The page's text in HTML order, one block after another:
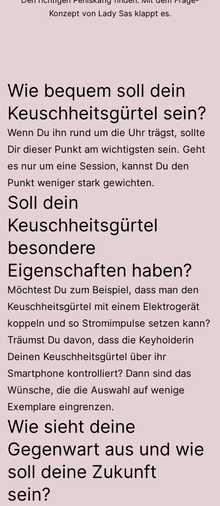
Konzept von Lady Sas klappt es.
Wie bequem soll dein
Keuschheitsgürtel sein?
Wenn Du ihn rund um die Uhr trägst, sollte
Dir dieser Punkt am wichtigsten sein. Geht
es nur um eine Session, kannst Du den
Punkt weniger stark gewichten.
Soll dein
Keuschheitsgürtel
besondere
Eigenschaften haben?
Möchtest Du zum Beispiel, dass man den
Keuschheitsgürtel mit einem Elektrogerät
koppeln und so Stromimpulse setzen kann?
Träumst Du davon, dass die Keyholderin
Deinen Keuschheitsgürtel über ihr
Smartphone kontrolliert? Dann sind das
Wünsche, die die Auswahl auf wenige
Exemplare eingrenzen.
Wie sieht deine
Gegenwart aus und wie
soll deine Zukunft
sein?